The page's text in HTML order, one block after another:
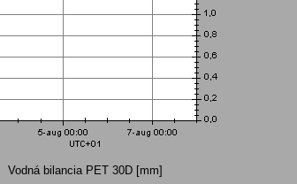
Vodná bilancia PET 30D [mm]